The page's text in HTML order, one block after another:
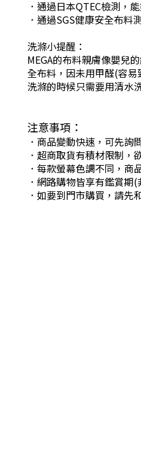
．通過日本QTEC檢測，
．通過SGS健康安全布
洗滌小提醒：
MEGA的布料親膚像嬰兒
全布料，因未用甲醛(容
洗滌的時候只需要用清水
注意事項：
．商品變動快速，可先詢
．超商取貨有積材限制，
．每款螢幕色調不同，商
．網路購物皆享有鑑賞期
．如要到門市購買，請先